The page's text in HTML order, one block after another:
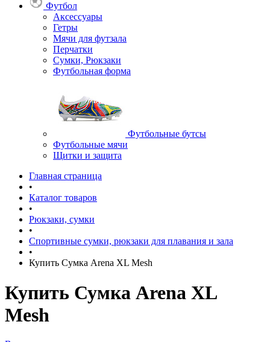
Футбол
Аксессуары
Гетры
Мячи для футзала
Перчатки
Сумки, Рюкзаки
Футбольная форма
Футбольные бутсы
Футбольные мячи
Щитки и защита
Главная страница
•
Каталог товаров
•
Рюкзаки, сумки
•
Спортивные сумки, рюкзаки для плавания и зала
•
Купить Сумка Arena XL Mesh
Купить Сумка Arena XL
Mesh